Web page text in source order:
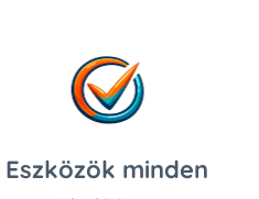
Eszközök minden